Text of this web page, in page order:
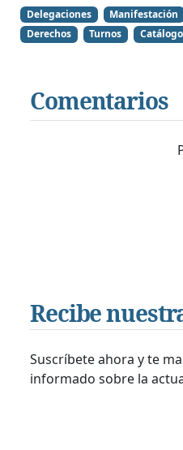
Delegaciones Manifestación
Derechos
Turnos
Comentarios
Recibe
Suscríbete ahora y te
informado sobre la